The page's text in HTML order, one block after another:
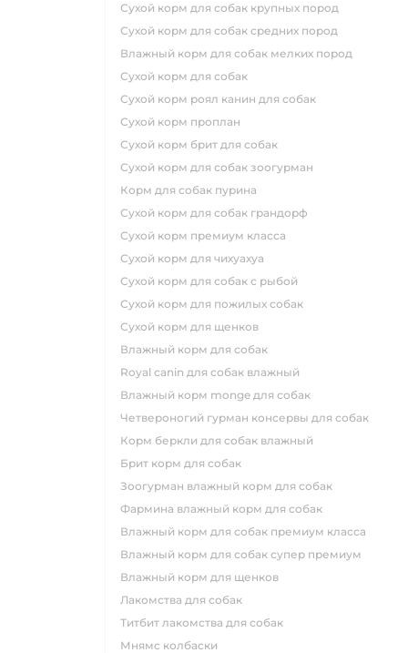
сухой корм для собак крупных пород
сухой корм для собак средних пород
влажный корм для собак мелких пород
сухой корм для собак
сухой корм роял канин для собак
сухой корм проплан
сухой корм брит для собак
сухой корм для собак зоогурман
корм для собак пурина
сухой корм для собак грандорф
сухой корм премиум класса
сухой корм для чихуахуа
сухой корм для собак с рыбой
сухой корм для пожилых собак
сухой корм для щенков
влажный корм для собак
royal canin для собак влажный
влажный корм monge для собак
четвероногий гурман консервы для собак
корм беркли для собак влажный
брит корм для собак
зоогурман влажный корм для собак
фармина влажный корм для собак
влажный корм для собак премиум класса
влажный корм для собак супер премиум
влажный корм для щенков
лакомства для собак
титбит лакомства для собак
мнямс колбаски